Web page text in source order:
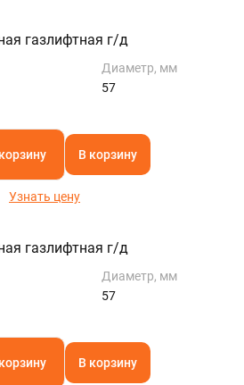
газлифтная г/д
Диаметр, мм
57
В корзину
Узнать цену
газлифтная г/д
Диаметр, мм
57
В корзину